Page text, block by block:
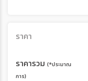
ราคา
ราคารวม (*ประมาณ
การ)